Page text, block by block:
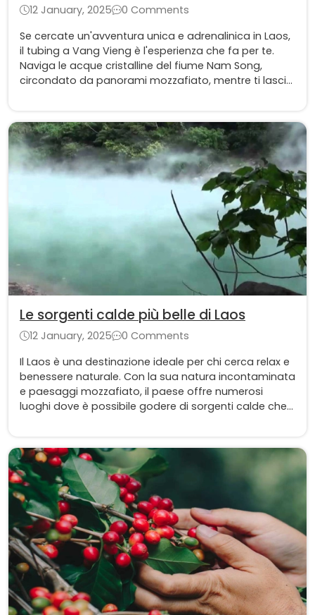
12 January, 2025
0 Comments
Se cercate un'avventura unica e adrenalinica in Laos,
il tubing a Vang Vieng è l'esperienza che fa per te.
Naviga le acque cristalline del fiume Nam Song,
circondato da panorami mozzafiato, mentre ti lasci
Le sorgenti calde più belle di Laos
12 January, 2025
0 Comments
Il Laos è una destinazione ideale per chi cerca relax e
benessere naturale. Con la sua natura incontaminata
e paesaggi mozzafiato, il paese offre numerosi
luoghi dove è possibile godere di sorgenti calde che
momenti di puro benessere, e anche la tranquillità
che solo la natura più selvaggia può offrire.